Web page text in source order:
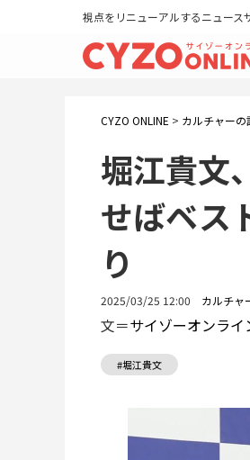
視点をリニューアルするニュース
CYZO ONLINE > カルチャーの
堀江貴文
せばベス
り
2025/03/25 12:00 カルチャ
文＝サイゾーオンラ
#堀江貴文